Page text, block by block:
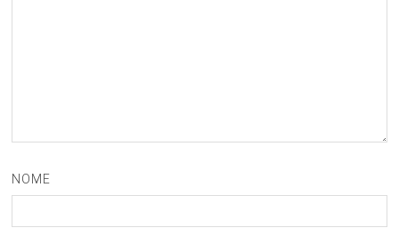
NOME